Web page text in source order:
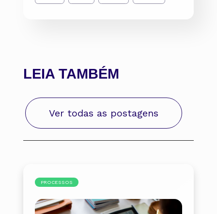
LEIA TAMBÉM
Ver todas as postagens
PROCESSOS